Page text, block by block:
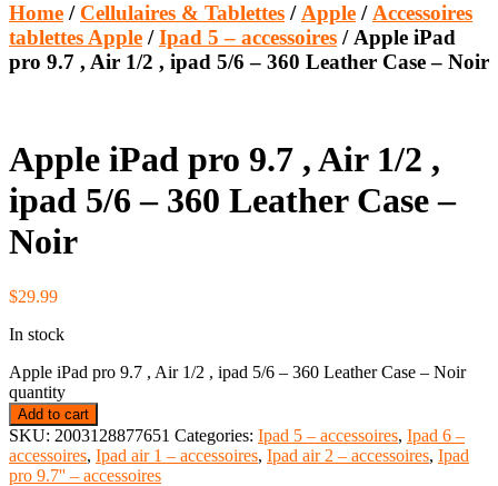
Home / Cellulaires & Tablettes / Apple / Accessoires
tablettes Apple /Ipad 5 – accessoires / Apple iPad
pro 9.7 , Air 1/2 , ipad 5/6 – 360 Leather Case – Noir
Apple iPad pro 9.7 , Air 1/2 ,
ipad 5/6 – 360 Leather Case –
Noir
$29.99
In stock
Apple iPad pro 9.7 , Air 1/2 , ipad 5/6 – 360 Leather Case – Noir
quantity
Add to cart
SKU: 2003128877651 Categories: Ipad 5 – accessoires, Ipad 6 –
accessoires, Ipad air 1 – accessoires, Ipad air 2 – accessoires, Ipad
pro 9.7'' – accessoires